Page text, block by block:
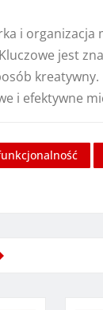
i organizacja
jest
i efektywne